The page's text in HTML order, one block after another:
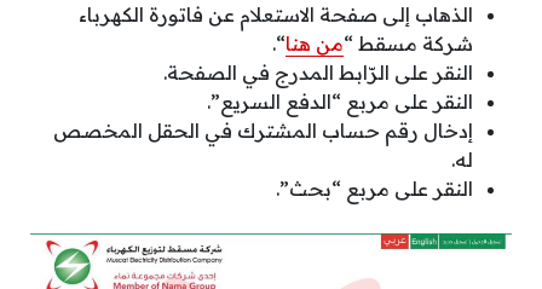
الذهاب إلى صفحة الاستعلام عن فاتورة الكهرباء
شركة مسقط “من هنا“.
النقر على الرّابط المدرج في الصفحة.
النقر على مربع “الدفع السريع”.
إدخال رقم حساب المشترك في الحقل المخصص
له.
النقر على مربع “بحث”.